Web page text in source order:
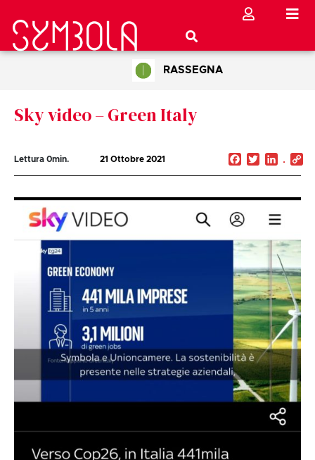
RASSEGNA
Sky video – Green Italy
Lettura 0min. 21 Ottobre 2021 Facebook
Twitter